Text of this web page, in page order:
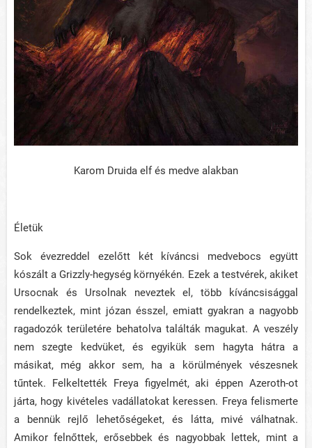
Karom Druida elf és medve alakban
Életük
Sok évezreddel ezelőtt két kíváncsi medvebocs együtt
kószált a Grizzly-hegység környékén. Ezek a testvérek, akiket
Ursocnak és Ursolnak neveztek el, több kíváncsisággal
rendelkeztek, mint józan ésszel, emiatt gyakran a nagyobb
ragadozók területére behatolva találták magukat. A veszély
nem szegte kedvüket, és egyikük sem hagyta hátra a
másikat, még akkor sem, ha a körülmények vészesnek
tűntek. Felkeltették Freya figyelmét, aki éppen Azeroth-ot
járta, hogy kivételes vadállatokat keressen. Freya felismerte
a bennük rejlő lehetőségeket, és látta, mivé válhatnak.
Amikor felnőttek, erősebbek és nagyobbak lettek, mint a